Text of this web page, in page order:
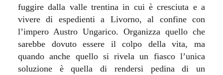
fuggire dalla valle trentina in cui è cresciuta e a
vivere di espedienti a Livorno, al confine con
l’impero Austro Ungarico. Organizza quello che
sarebbe dovuto essere il colpo della vita, ma
quando anche quello si rivela un fiasco l’unica
soluzione è quella di rendersi pedina di un